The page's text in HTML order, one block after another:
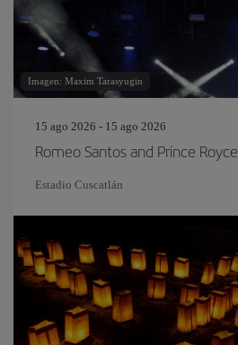
Imagen: Maxim Tarasyugin
15 ago 2026 - 15 ago 2026
Romeo Santos and Prince Royce
Estadio Cuscatlán